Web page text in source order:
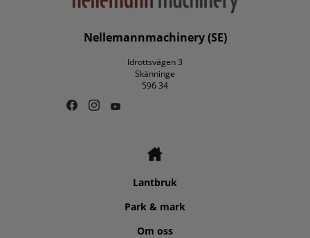
Nellemannmachinery (SE)
Idrottsvägen 3
Skänninge
596 34
Lantbruk
Park & mark
Om oss